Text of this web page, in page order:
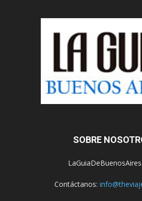
SOBRE
Contáctanos: